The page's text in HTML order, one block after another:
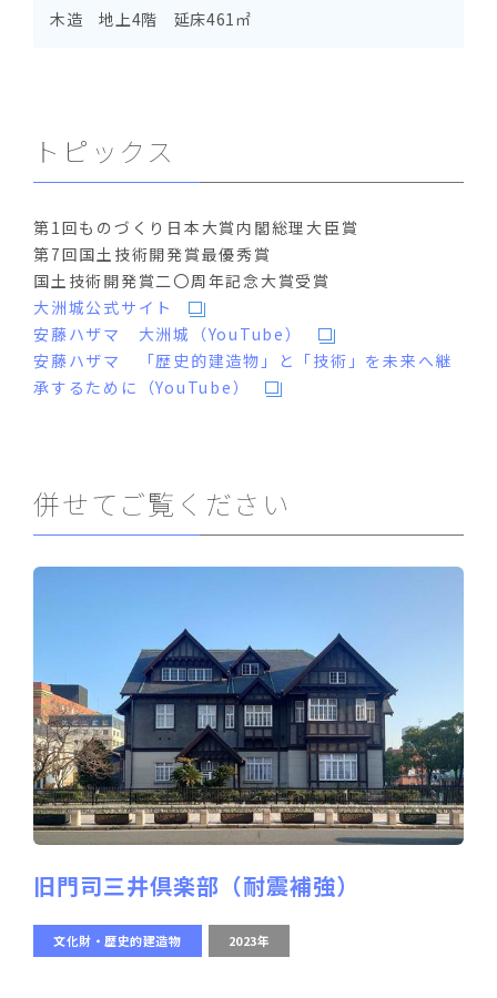
木造 地上4階 延床461㎡
トピックス
第1回ものづくり日本大賞内閣総理大臣賞
第7回国土技術開発賞最優秀賞
国土技術開発賞二〇周年記念大賞受賞
大洲城公式サイト
安藤ハザマ 大洲城（YouTube）
安藤ハザマ 「歴史的建造物」と「技術」を未来へ継
承するために（YouTube）
併せてご覧ください
旧門司三井倶楽部（耐震補強）
文化財・歴史的建造物 2023年